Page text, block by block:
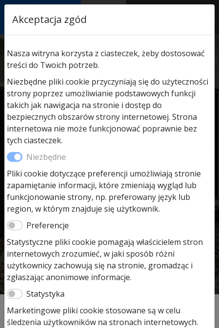
AUTORYZOWANY
PARTNER & SERWIS
RASTOR
HÖRMANN
Autoryzowany Partner
& Serwis
Akceptacja zgód
Nasza witryna korzysta z ciasteczek, żeby dostosować
treści do Twoich potrzeb.
Niezbędne pliki cookie przyczyniają się do użyteczności
strony poprzez umożliwianie podstawowych funkcji
takich jak nawigacja na stronie i dostęp do
bezpiecznych obszarów strony internetowej. Strona
internetowa nie może funkcjonować poprawnie bez
tych ciasteczek.
Niezbędne
Pliki cookie dotyczące preferencji umożliwiają stronie
zapamiętanie informacji, które zmieniają wygląd lub
funkcjonowanie strony, np. preferowany język lub
region, w którym znajduje się użytkownik.
Preferencje
Statystyczne pliki cookie pomagają właścicielem stron
internetowych zrozumieć, w jaki sposób różni
użytkownicy zachowują się na stronie, gromadząc i
zgłaszając anonimowe informacje.
Statystyka
Marketingowe pliki cookie stosowane są w celu
śledzenia użytkowników na stronach internetowych.